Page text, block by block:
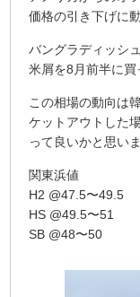
価格の引き下げに
バングラディッシュ
米屑を8月前半に買
この相場の動向は
ケットアウトした
って良いかと思いま
関東浜値
H2 @47.5〜49.5
HS @49.5〜51
SB @48〜50